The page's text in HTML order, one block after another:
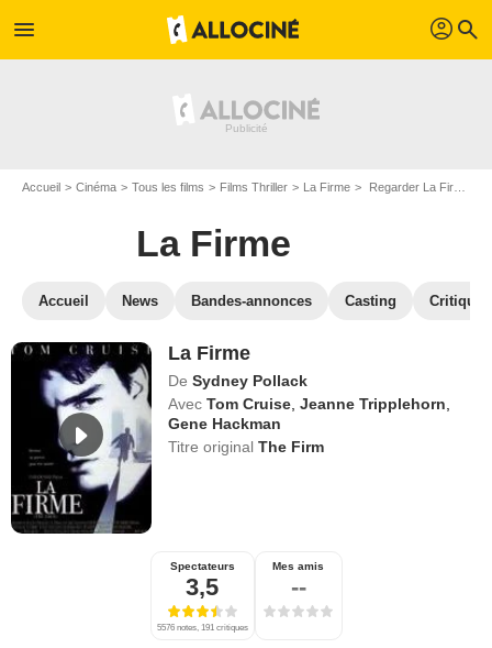
menu profil search
Accueil Cinéma Tous les films Films Thriller La Firme Regarder La Firme en SVOD
La Firme
Accueil News Bandes-annonces Casting
La Firme
De Sydney Pollack
Avec Tom Cruise ,Jeanne Tripplehorn
Gene Hackman
Titre originalThe Firm
Spectateurs
3,5
5576 notes, 191 critiques
Mes amis
--